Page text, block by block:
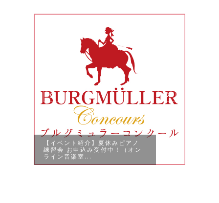
【イベント紹介】夏休みピアノ
練習会 お申込み受付中！（オン
ライン音楽室...